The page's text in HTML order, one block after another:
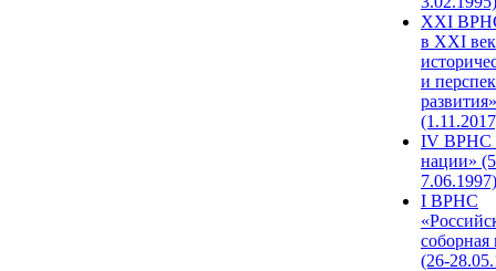
XХI
в XXI
и
развития»
IV ВРНС
нации»
7.06.1997)
I ВРНС
(26-